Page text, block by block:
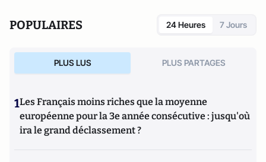
POPULAIRES 24 Heures 7 Jours
PLUS LUS PLUS PARTAGES
1Les Français moins riches que la moyenne
européenne pour la 3e année consécutive : jusqu'où
ira le grand déclassement ?